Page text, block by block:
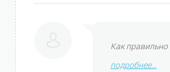
Как правильно
подробнее...